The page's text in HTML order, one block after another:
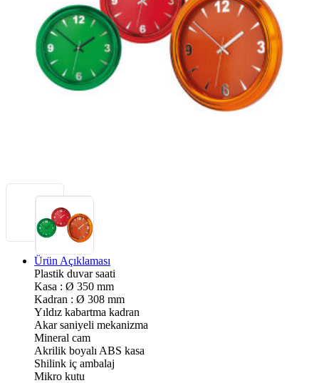
Ürün Açıklaması
Plastik duvar saati
Kasa : Ø 350 mm
Kadran : Ø 308 mm
Yıldız kabartma kadran
Akar saniyeli mekanizma
Mineral cam
Akrilik boyalı ABS kasa
Shilink iç ambalaj
Mikro kutu